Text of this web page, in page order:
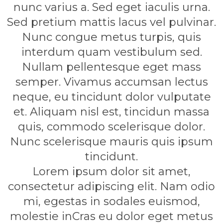
nunc varius a. Sed eget iaculis urna.
Sed pretium mattis lacus vel pulvinar.
Nunc congue metus turpis, quis
interdum quam vestibulum sed.
Nullam pellentesque eget mass
semper. Vivamus accumsan lectus
neque, eu tincidunt dolor vulputate
et. Aliquam nisl est, tincidun massa
quis, commodo scelerisque dolor.
Nunc scelerisque mauris quis ipsum
tincidunt.
Lorem ipsum dolor sit amet,
consectetur adipiscing elit. Nam odio
mi, egestas in sodales euismod,
molestie inCras eu dolor eget metus